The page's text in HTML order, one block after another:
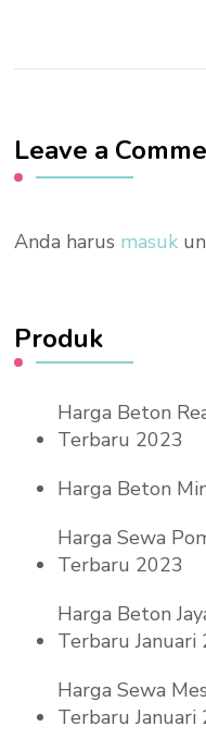
Leave a
Anda harus masuk
Produk
Harga Beton
Terbaru 2023
Harga Beton
Harga Sewa
Terbaru 2023
Harga Beton
Terbaru Januari
Harga Sewa
Terbaru Januari